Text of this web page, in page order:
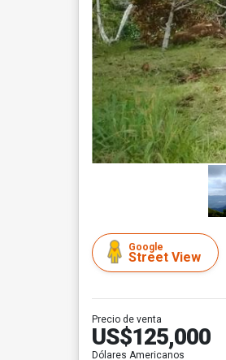
Google
Street View
Precio de venta
US$125,000
Dólares Americanos